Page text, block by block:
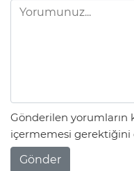
Gönderilen yorumların
içermemesi gerektiğini
Gönder